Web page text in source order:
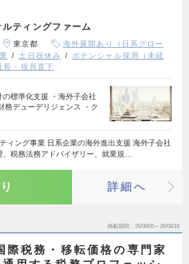
ティングファーム
東京都
海外展開あり（日系グロー
土日祝休み
ポテンシャル採用（未経
長・役員直下
の標準化支援 ・海外子会社
務デューデリジェンス ・ク
ィング事業 日系企業の海外進出支援 海外子会社
税務法務アドバイザリー、就業規…
詳細へ
掲載期間 26/08/05～26/08/18
際税務・移転価格の専門家